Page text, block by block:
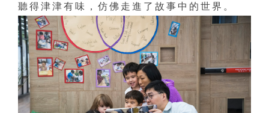
聽得津津有味，仿佛走進了故事中的世界。